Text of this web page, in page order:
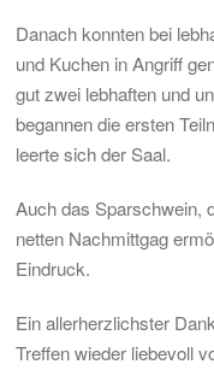
Danach konnten bei
und Kuchen in Angriff
gut zwei lebhaften und
begannen die ersten
leerte sich der Saal.
Auch das Sparschwein,
netten Nachmittgag
Eindruck.
Ein allerherzlichster
Treffen wieder liebevoll